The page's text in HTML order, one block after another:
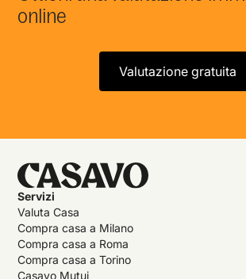
online
Valutazione gratuita
Servizi
Valuta Casa
Compra casa a Milano
Compra casa a Roma
Compra casa a Torino
Casavo Mutui